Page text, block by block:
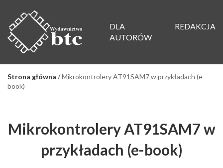
DLA
AUTORÓW
REDAKCJA
Strona główna /Mikrokontrolery AT91SAM7 w przykładach (e-
book)
Mikrokontrolery AT91SAM7 w
przykładach (e-book)